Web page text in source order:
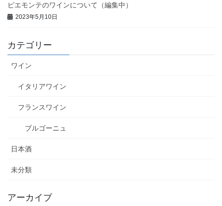
ピエモンテのワインについて（編集中）
2023年5月10日
カテゴリー
ワイン
イタリアワイン
フランスワイン
ブルゴーニュ
日本酒
未分類
アーカイブ